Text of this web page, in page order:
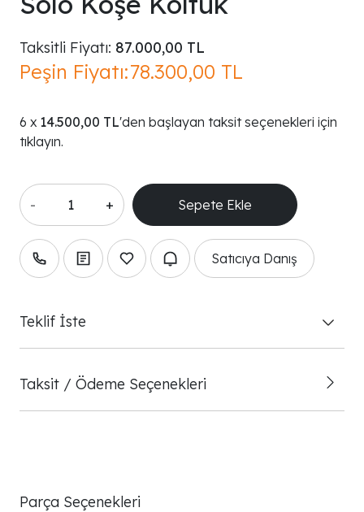
Taksitli Fiyatı: 87.000,00 TL
Peşin Fiyatı:78.300,00 TL
14.500,00 TL'den başlayan taksit seçenekleri için
tıklayın.
- +
Satıcıya Danış
Teklif İste
Taksit / Ödeme Seçenekleri
Parça Seçenekleri